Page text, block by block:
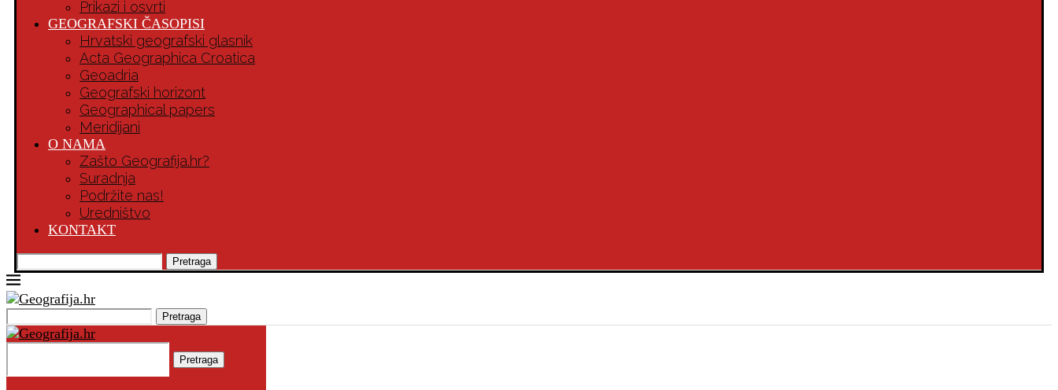
Prikazi i osvrti
GEOGRAFSKI ČASOPISI
Hrvatski geografski glasnik
Acta Geographica Croatica
Geoadria
Geografski horizont
Geographical papers
Meridijani
O NAMA
Zašto Geografija.hr?
Suradnja
Podržite nas!
Uredništvo
KONTAKT
Pretraga
Pretraga
Pretraga